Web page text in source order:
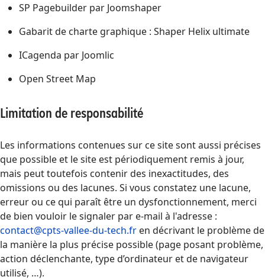
SP Pagebuilder par Joomshaper
Gabarit de charte graphique : Shaper Helix ultimate
ICagenda par Joomlic
Open Street Map
Limitation de responsabilité
Les informations contenues sur ce site sont aussi précises
que possible et le site est périodiquement remis à jour,
mais peut toutefois contenir des inexactitudes, des
omissions ou des lacunes. Si vous constatez une lacune,
erreur ou ce qui paraît être un dysfonctionnement, merci
de bien vouloir le signaler par e-mail à l'adresse :
contact@cpts-vallee-du-tech.fr en décrivant le problème de
la manière la plus précise possible (page posant problème,
action déclenchante, type d’ordinateur et de navigateur
utilisé, …).